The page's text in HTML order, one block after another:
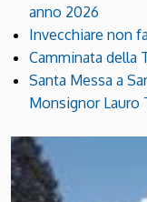
anno 2026
Invecchiare non
Camminata della
Santa Messa a
Monsignor Lauro